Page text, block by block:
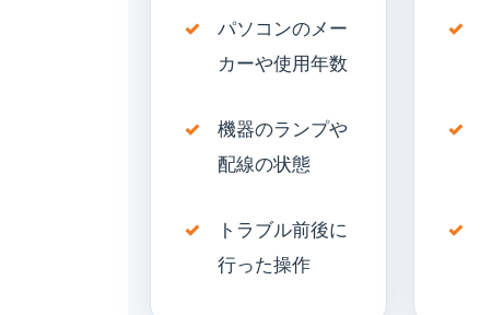
パソコンのメー
カーや使用年数
機器のランプや
配線の状態
トラブル前後に
行った操作